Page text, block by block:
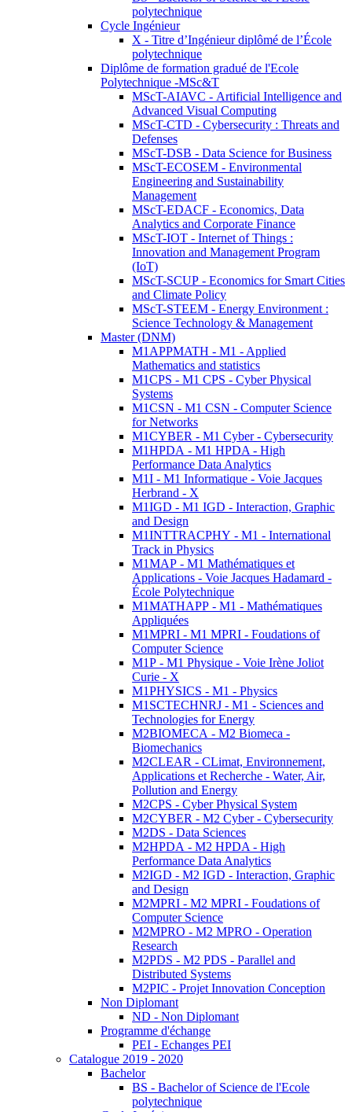
polytechnique
Cycle Ingénieur
X - Titre d’Ingénieur diplômé de l’École
polytechnique
Diplôme de formation gradué de l'Ecole
Polytechnique -MSc&T
MScT-AIAVC - Artificial Intelligence and
Advanced Visual Computing
MScT-CTD - Cybersecurity : Threats and
Defenses
MScT-DSB - Data Science for Business
MScT-ECOSEM - Environmental
Engineering and Sustainability
Management
MScT-EDACF - Economics, Data
Analytics and Corporate Finance
MScT-IOT - Internet of Things :
Innovation and Management Program
(IoT)
MScT-SCUP - Economics for Smart Cities
and Climate Policy
MScT-STEEM - Energy Environment :
Science Technology & Management
Master (DNM)
M1APPMATH - M1 - Applied
Mathematics and statistics
M1CPS - M1 CPS - Cyber Physical
Systems
M1CSN - M1 CSN - Computer Science
for Networks
M1CYBER - M1 Cyber - Cybersecurity
M1HPDA - M1 HPDA - High
Performance Data Analytics
M1I - M1 Informatique - Voie Jacques
Herbrand - X
M1IGD - M1 IGD - Interaction, Graphic
and Design
M1INTTRACPHY - M1 - International
Track in Physics
M1MAP - M1 Mathématiques et
Applications - Voie Jacques Hadamard -
École Polytechnique
M1MATHAPP - M1 - Mathématiques
Appliquées
M1MPRI - M1 MPRI - Foudations of
Computer Science
M1P - M1 Physique - Voie Irène Joliot
Curie - X
M1PHYSICS - M1 - Physics
M1SCTECHNRJ - M1 - Sciences and
Technologies for Energy
M2BIOMECA - M2 Biomeca -
Biomechanics
M2CLEAR - CLimat, Environnement,
Applications et Recherche - Water, Air,
Pollution and Energy
M2CPS - Cyber Physical System
M2CYBER - M2 Cyber - Cybersecurity
M2DS - Data Sciences
M2HPDA - M2 HPDA - High
Performance Data Analytics
M2IGD - M2 IGD - Interaction, Graphic
and Design
M2MPRI - M2 MPRI - Foudations of
Computer Science
M2MPRO - M2 MPRO - Operation
Research
M2PDS - M2 PDS - Parallel and
Distributed Systems
M2PIC - Projet Innovation Conception
Non Diplomant
ND - Non Diplomant
Programme d'échange
PEI - Echanges PEI
Catalogue 2019 - 2020
Bachelor
BS - Bachelor of Science de l'Ecole
polytechnique